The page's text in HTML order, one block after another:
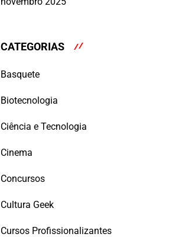
CATEGORIAS
Basquete
Biotecnologia
Ciência e Tecnologia
Cinema
Concursos
Cultura Geek
Cursos Profissionalizantes